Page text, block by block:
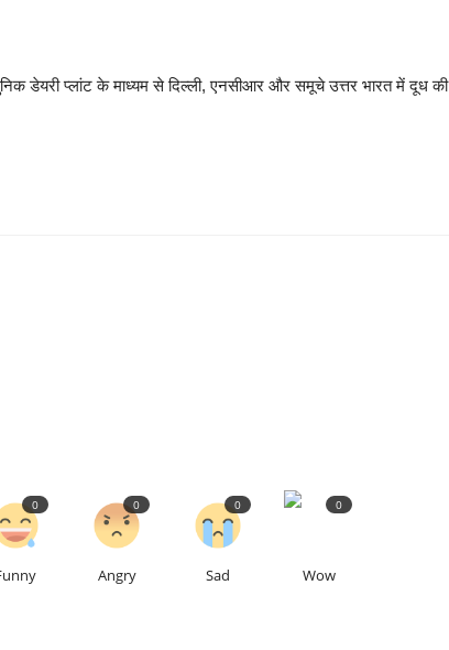
डेयरी प्लांट के माध्यम से दिल्ली, एनसीआर और समूचे उत्तर भारत में दूध की
0
Angry
0
Sad
0
Wow
0